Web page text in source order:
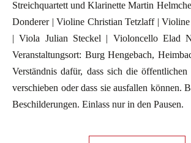
Streichquartett und Klarinette Martin
Donderer | Violine Christian Tetzlaff |
| Viola Julian Steckel | Violoncello Elad
Veranstaltungsort: Burg Hengebach,
Verständnis dafür, dass sich die
verschieben oder dass sie ausfallen können.
Beschilderungen. Einlass nur in den Pausen.